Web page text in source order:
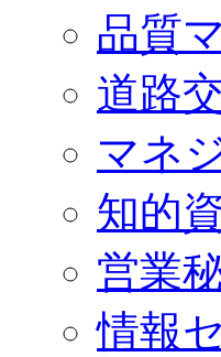
品質
道路
マネ
知的
営業
情報